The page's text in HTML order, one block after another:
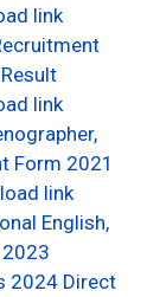
link
link
Form 2021
link
English,
2023
2024 Direct